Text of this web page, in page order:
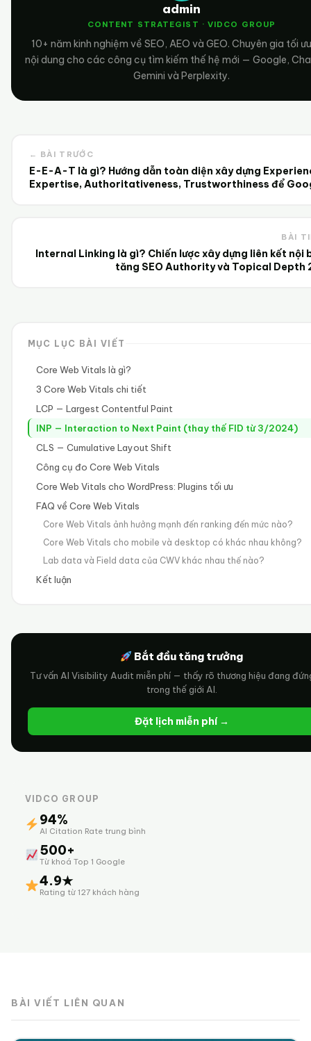
admin
CONTENT STRATEGIST · VIDCO GROUP
10+ năm kinh nghiệm về SEO, AEO và GEO. Chuyên gia tối
nội dung cho các công cụ tìm kiếm thế hệ mới — Google,
Gemini và Perplexity.
← BÀI TRƯỚC
E-E-A-T là gì? Hướng dẫn toàn diện xây dựng
Expertise, Authoritativeness, Trustworthiness để
BÀI
Internal Linking là gì? Chiến lược xây dựng liên kết nội
tăng SEO Authority và Topical Depth
MỤC LỤC BÀI VIẾT
Core Web Vitals là gì?
3 Core Web Vitals chi tiết
LCP — Largest Contentful Paint
INP — Interaction to Next Paint (thay thế FID từ 3/2024)
CLS — Cumulative Layout Shift
Công cụ đo Core Web Vitals
Core Web Vitals cho WordPress: Plugins tối ưu
FAQ về Core Web Vitals
Core Web Vitals ảnh hưởng mạnh đến ranking đến mức nào?
Core Web Vitals cho mobile và desktop có khác nhau không?
Lab data và Field data của CWV khác nhau thế nào?
Kết luận
Bắt đầu tăng trưởng
Tư vấn AI Visibility Audit miễn phí — thấy rõ thương hiệu đang
trong thế giới AI.
Đặt lịch miễn phí →
VIDCO GROUP
94%
AI Citation Rate trung bình
500+
Từ khoá Top 1 Google
4.9★
Rating từ 127 khách hàng
BÀI VIẾT LIÊN QUAN